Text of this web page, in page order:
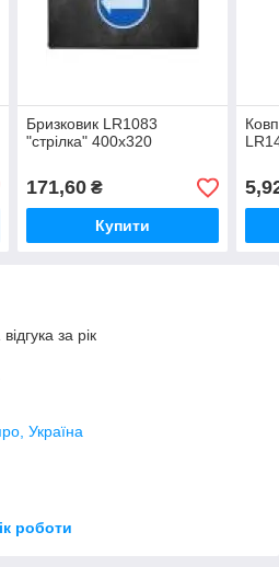
Бризковик LR1083
"стрілка" 400х320
171,60₴
Купити
за рік
Україна
роботи